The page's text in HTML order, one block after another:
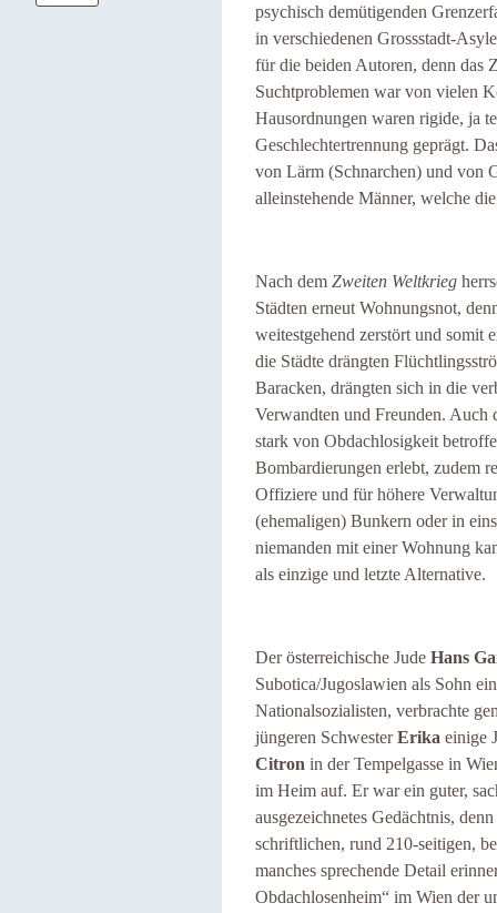
psychisch demütigenden
in verschiedenen Grossstadt-
für die beiden Autoren, denn das
Suchtproblemen war von vielen
Hausordnungen waren rigide, ja
Geschlechtertrennung geprägt.
von Lärm (Schnarchen) und von
alleinstehende Männer, welche
Nach dem Zweiten Weltkrieg
Städten erneut Wohnungsnot,
weitestgehend zerstört und somit
die Städte drängten
Baracken, drängten sich in die
Verwandten und Freunden.
stark von Obdachlosigkeit
Bombardierungen erlebt, zudem
Offiziere und für höhere
(ehemaligen) Bunkern oder in
niemanden mit einer Wohnung
als einzige und letzte Alternative.
Der österreichische Jude Hans
Subotica/Jugoslawien als Sohn
Nationalsozialisten, verbrachte
jüngeren SchwesterErika einige
Citron in der Tempelgasse in
im Heim auf. Er war ein guter,
ausgezeichnetes Gedächtnis,
schriftlichen, rund 210-seitigen,
manches sprechende Detail
Obdachlosenheim“ im Wien der